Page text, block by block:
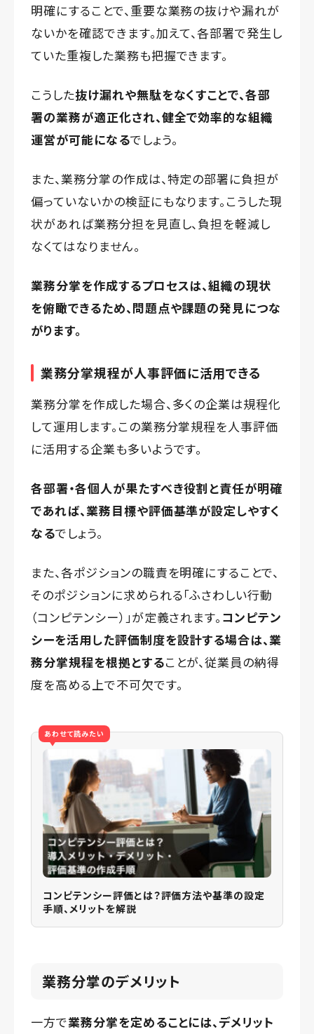
明確にすることで、重要な業務の抜けや漏れが
ないかを確認できます。加えて、各部署で発生し
ていた重複した業務も把握できます。
こうした抜け漏れや無駄をなくすことで、各部
署の業務が適正化され、健全で効率的な組織
運営が可能になるでしょう。
また、業務分掌の作成は、特定の部署に負担が
偏っていないかの検証にもなります。こうした現
状があれば業務分担を見直し、負担を軽減し
なくてはなりません。
業務分掌を作成するプロセスは、組織の現状
を俯瞰できるため、問題点や課題の発見につな
がります。
業務分掌規程が人事評価に活用できる
業務分掌を作成した場合、多くの企業は規程化
して運用します。この業務分掌規程を人事評価
に活用する企業も多いようです。
各部署・各個人が果たすべき役割と責任が明確
であれば、業務目標や評価基準が設定しやすく
なるでしょう。
また、各ポジションの職責を明確にすることで、
そのポジションに求められる「ふさわしい行動
（コンピテンシー）」が定義されます。 コンピテン
シーを活用した評価制度を設計する場合は、業
務分掌規程を根拠とすることが、従業員の納得
度を高める上で不可欠です。
あわせて読みたい
コンピテンシー評価とは？評価方法や基準の設定
手順、メリットを解説
業務分掌のデメリット
一方で業務分掌を定めることには、デメリット